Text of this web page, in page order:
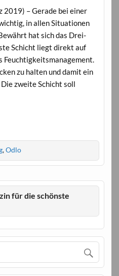
2019) – Gerade bei einer
in allen Situationen
hat sich das Drei-
Schicht liegt direkt auf
Feuchtigkeitsmanagement.
zu halten und damit ein
zweite Schicht soll
,Odlo
für die schönste